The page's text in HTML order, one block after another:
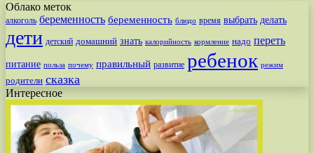
Облако меток
алкоголь беременность беременность блюдо время выбрать делать
дети детский домашний знать калорийность кормление надо переть
питание польза почему правильный развитие ребенок режим
родители сказка
Интересное